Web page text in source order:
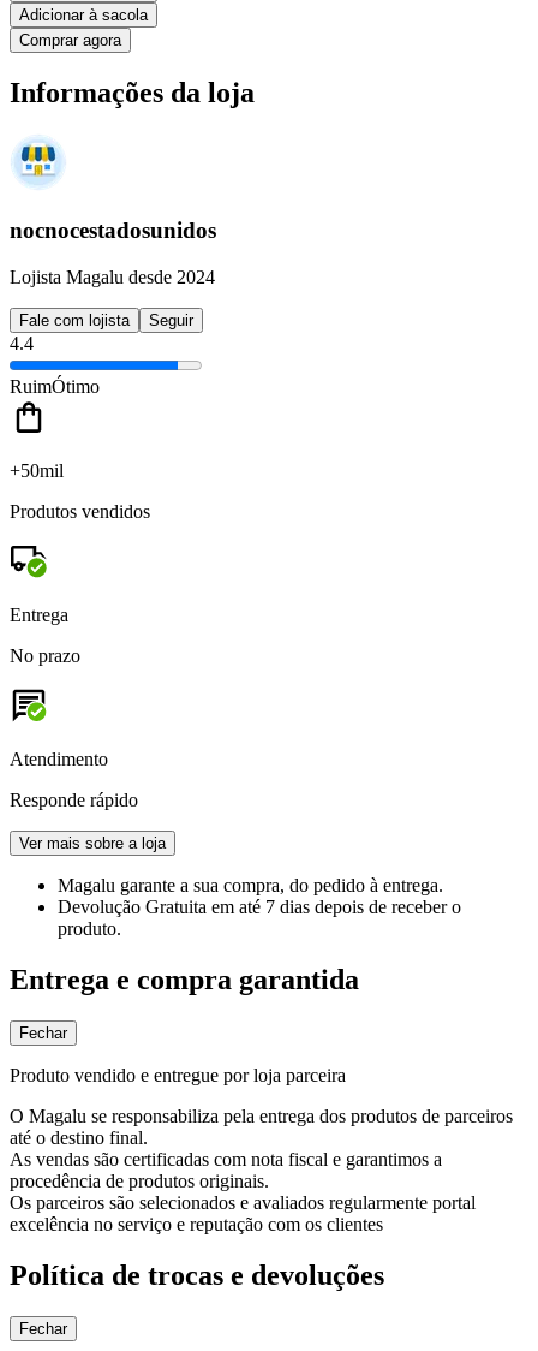
Adicionar à sacola
Comprar agora
Informações da loja
nocnocestadosunidos
Lojista Magalu desde 2024
Fale com lojista Seguir
4.4
RuimÓtimo
+50mil
Produtos vendidos
Entrega
No prazo
Atendimento
Responde rápido
Ver mais sobre a loja
Magalu garante a sua compra, do pedido à entrega.
Devolução Gratuita em até 7 dias depois de receber o
produto.
Entrega e compra garantida
Fechar
Produto vendido e entregue por loja parceira
O Magalu se responsabiliza pela entrega dos produtos de parceiros
até o destino final.
As vendas são certificadas com nota fiscal e garantimos a
procedência de produtos originais.
Os parceiros são selecionados e avaliados regularmente portal
excelência no serviço e reputação com os clientes
Política de trocas e devoluções
Fechar